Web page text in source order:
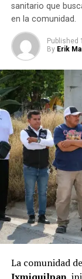
sanitario que
en la comunidad.
Published
By Erik
La comunidad de